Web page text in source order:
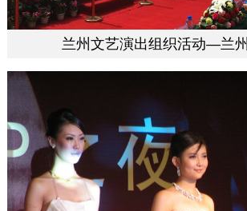
兰州文艺演出组织活动—兰